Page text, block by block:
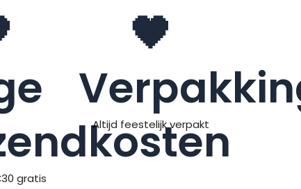
gratis
🖤
Altijd feestelijk verpakt